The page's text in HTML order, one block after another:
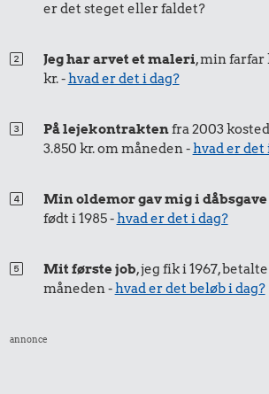
0,29 kr.
Røget sild
Syltetøj
er det steget eller faldet?
Jeg har arvet et maleri, min farfar
kr. -hvad er det i dag?
På lejekontraktenfra 2003
3.850 kr. om måneden -hvad er det
Min oldemor gav mig i dåbsgave
født i 1985 -hvad er det i dag?
Mit første job, jeg fik i 1967,
måneden -hvad er det beløb i dag?
annonce